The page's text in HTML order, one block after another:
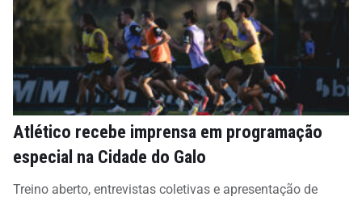
Atlético recebe imprensa em programação
especial na Cidade do Galo
Treino aberto, entrevistas coletivas e apresentação de